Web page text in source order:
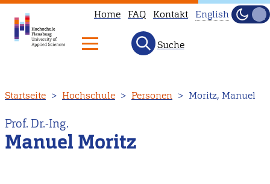
zum
Inhalt
Home FAQ Kontakt
not
English
Hell
Suche
Startseite Hochschule Personen Moritz, Manuel
Prof. Dr.-Ing.
Manuel Moritz